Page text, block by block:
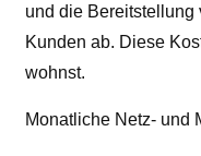
und die Bereitstellung
Kunden ab. Diese
wohnst.
Monatliche Netz- und